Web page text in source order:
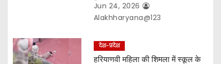
Jun 24, 2026
Alakhharyana@123
देश-प्रदेश
हरियाणवी महिला की शिमला में स्कूल के